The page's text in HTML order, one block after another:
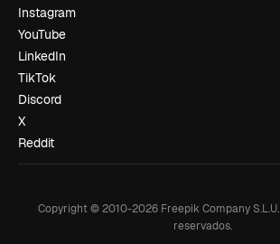
Instagram
YouTube
LinkedIn
TikTok
Discord
X
Reddit
Copyright © 2010-2026Freepik Company S.L.U.
reservados.